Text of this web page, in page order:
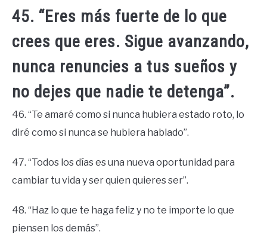
45. “Eres más fuerte de lo que
crees que eres. Sigue avanzando,
nunca renuncies a tus sueños y
no dejes que nadie te detenga”.
46. “Te amaré como si nunca hubiera estado roto, lo
diré como si nunca se hubiera hablado”.
47. “Todos los días es una nueva oportunidad para
cambiar tu vida y ser quien quieres ser”.
48. “Haz lo que te haga feliz y no te importe lo que
piensen los demás”.